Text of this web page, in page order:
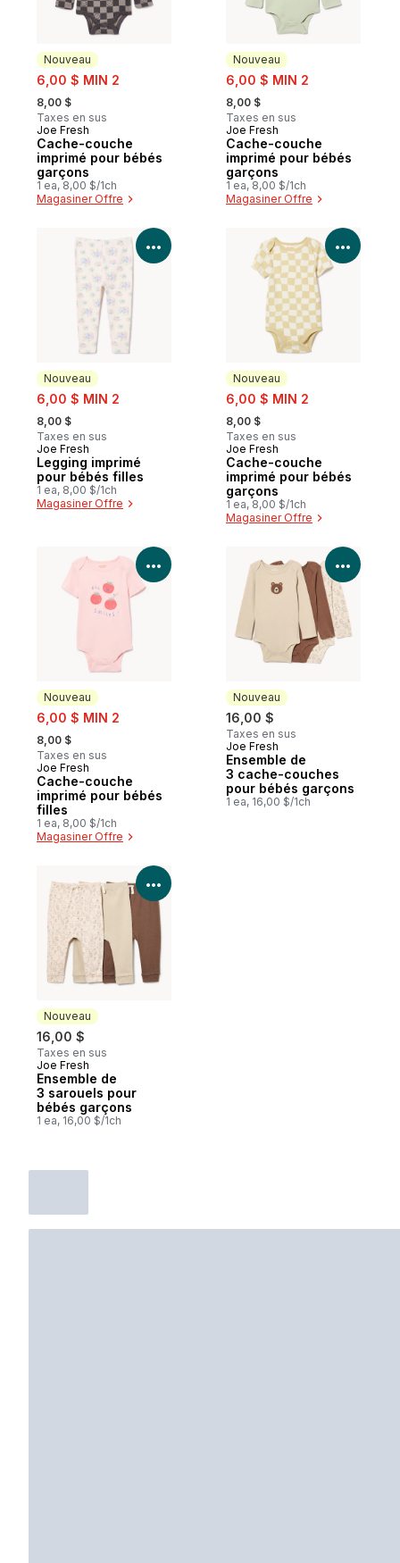
Nouveau
sale:
6,00 $ MIN 2
, formerly:
8,00 $
Taxes en sus
Nouveau
Joe Fresh
Cache-couche
imprimé pour bébés
garçons
1 ea, 8,00 $/1ch
Magasiner Offre
Nouveau
sale:
6,00 $ MIN 2
, formerly:
8,00 $
Taxes en sus
Nouveau
Joe Fresh
Cache-couche
imprimé pour bébés
garçons
1 ea, 8,00 $/1ch
Magasiner Offre
Nouveau
sale:
6,00 $ MIN 2
, formerly:
8,00 $
Taxes en sus
Nouveau
Joe Fresh
Legging imprimé
pour bébés filles
1 ea, 8,00 $/1ch
Magasiner Offre
Voir les détails du produit
Nouveau
sale:
6,00 $ MIN 2
, formerly:
8,00 $
Taxes en sus
Nouveau
Joe Fresh
Cache-couche
imprimé pour bébés
garçons
1 ea, 8,00 $/1ch
Magasiner Offre
Voir
Nouveau
sale:
6,00 $ MIN 2
, formerly:
8,00 $
Taxes en sus
Nouveau
Joe Fresh
Cache-couche
imprimé pour bébés
filles
1 ea, 8,00 $/1ch
Magasiner Offre
Voir les détails du produit
Nouveau
16,00 $
Taxes en sus
Nouveau
Joe Fresh
Ensemble de
3 cache-couches
pour bébés garçons
1 ea, 16,00 $/1ch
Voir
Nouveau
16,00 $
Taxes en sus
Nouveau
Joe Fresh
Ensemble de
3 sarouels pour
bébés garçons
1 ea, 16,00 $/1ch
Voir les détails du produit